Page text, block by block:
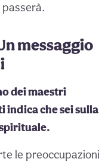
messaggio
dei maestri
che sei sulla
le preoccupazioni